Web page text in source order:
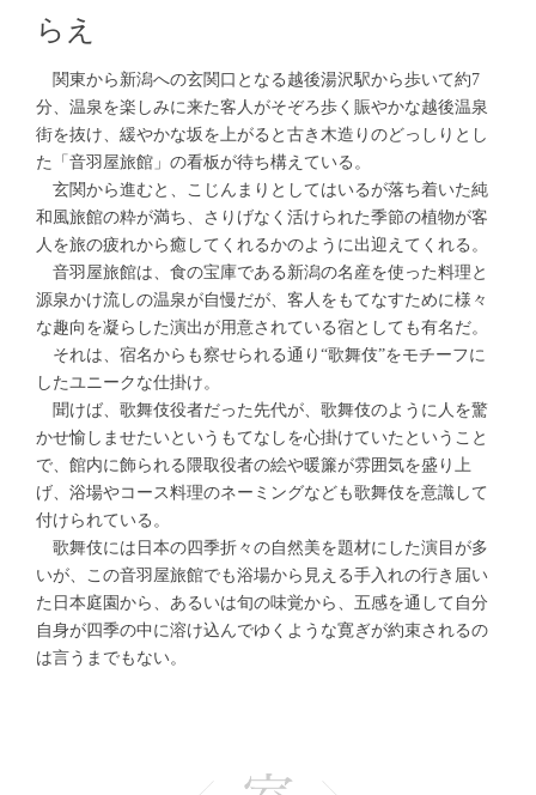
らえ
関東から新潟への玄関口となる越後湯沢駅から歩いて約7
分、温泉を楽しみに来た客人がそぞろ歩く賑やかな越後温泉
街を抜け、緩やかな坂を上がると古き木造りのどっしりとし
た「音羽屋旅館」の看板が待ち構えている。
玄関から進むと、こじんまりとしてはいるが落ち着いた純
和風旅館の粋が満ち、さりげなく活けられた季節の植物が客
人を旅の疲れから癒してくれるかのように出迎えてくれる。
音羽屋旅館は、食の宝庫である新潟の名産を使った料理と
源泉かけ流しの温泉が自慢だが、客人をもてなすために様々
な趣向を凝らした演出が用意されている宿としても有名だ。
それは、宿名からも察せられる通り“歌舞伎”をモチーフに
したユニークな仕掛け。
聞けば、歌舞伎役者だった先代が、歌舞伎のように人を驚
かせ愉しませたいというもてなしを心掛けていたということ
で、館内に飾られる隈取役者の絵や暖簾が雰囲気を盛り上
げ、浴場やコース料理のネーミングなども歌舞伎を意識して
付けられている。
歌舞伎には日本の四季折々の自然美を題材にした演目が多
いが、この音羽屋旅館でも浴場から見える手入れの行き届い
た日本庭園から、あるいは旬の味覚から、五感を通して自分
自身が四季の中に溶け込んでゆくような寛ぎが約束されるの
は言うまでもない。